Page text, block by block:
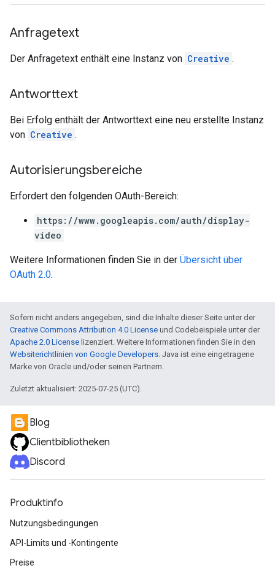
Anfragetext
Der Anfragetext enthält eine Instanz von Creative .
Antworttext
Bei Erfolg enthält der Antworttext eine neu erstellte Instanz
von Creative .
Autorisierungsbereiche
Erfordert den folgenden OAuth-Bereich:
https://www.googleapis.com/auth/display-
video
Weitere Informationen finden Sie in der Übersicht über
OAuth 2.0.
Sofern nicht anders angegeben, sind die Inhalte dieser Seite unter der
Creative Commons Attribution 4.0 License und Codebeispiele unter der
Apache 2.0 License lizenziert. Weitere Informationen finden Sie in den
Websiterichtlinien von Google Developers. Java ist eine eingetragene
Marke von Oracle und/oder seinen Partnern.
Zuletzt aktualisiert: 2025-07-25 (UTC).
Blog
Clientbibliotheken
Discord
Produktinfo
Nutzungsbedingungen
API-Limits und -Kontingente
Preise